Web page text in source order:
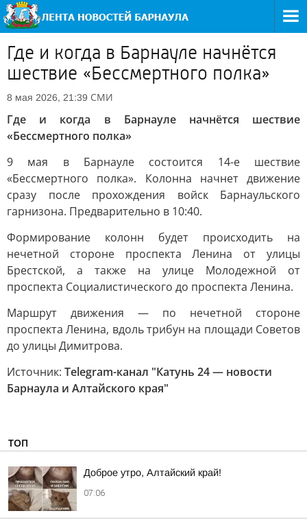
Где и когда в Барнауле начнётся
шествие «Бессмертного полка»
8 мая 2026, 21:39 СМИ
Где и когда в Барнауле начнётся шествие
«Бессмертного полка»
9 мая в Барнауле состоится 14-е шествие
«Бессмертного полка». Колонна начнет движение
сразу после прохождения войск Барнаульского
гарнизона. Предварительно в 10:40.
Формирование колонн будет происходить на
нечетной стороне проспекта Ленина от улицы
Брестской, а также на улице Молодежной от
проспекта Социалистического до проспекта Ленина.
Маршрут движения — по нечетной стороне
проспекта Ленина, вдоль трибун на площади Советов
до улицы Димитрова.
Источник: Telegram-канал "Катунь 24 — новости
Барнаула и Алтайского края"
ТОП
Доброе утро, Алтайский край!
07:06